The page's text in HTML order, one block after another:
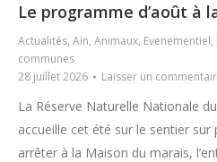
Le programme d’août à
Actualités, Ain, Animaux, Evenementiel,
communes
28 juillet 2026
Laisser un
La Réserve Naturelle Nationale
accueille cet été sur le sentier sur
arrêter à la Maison du marais,